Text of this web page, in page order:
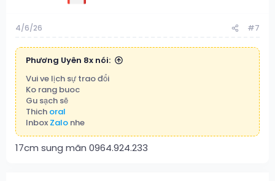
4/6/26 #7
Phương Uyên 8x nói:
Vui ve lịch sự trao đổi
Ko rang buoc
Gu sạch sẽ
Thich oral
Inbox Zalo nhe
17cm sung mãn 0964.924.233